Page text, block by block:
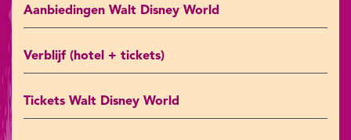
Aanbiedingen Walt Disney World
Verblijf (hotel + tickets)
Tickets Walt Disney World